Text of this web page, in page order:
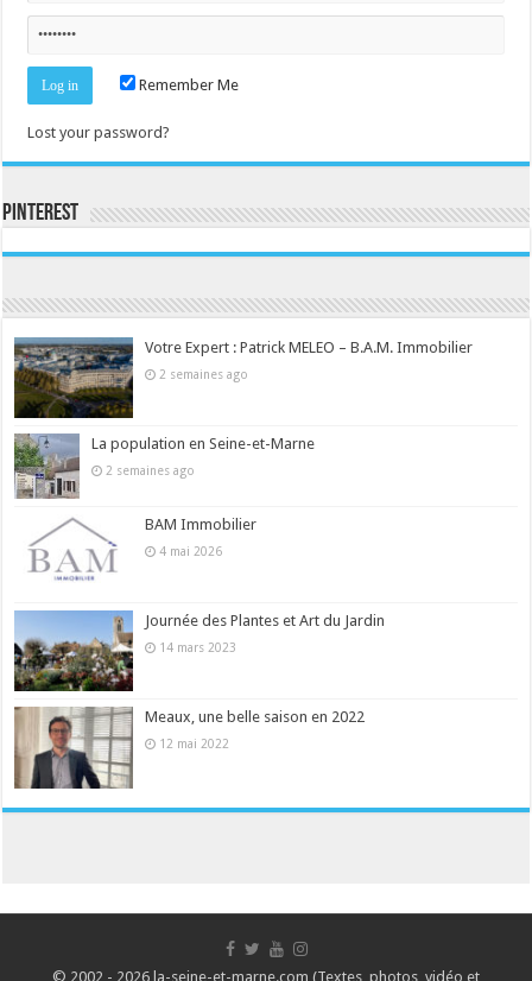
Remember Me
Lost your password?
Pinterest
Votre Expert : Patrick MELEO – B.A.M. Immobilier
2 semaines ago
La population en Seine-et-Marne
2 semaines ago
BAM Immobilier
4 mai 2026
Journée des Plantes et Art du Jardin
14 mars 2023
Meaux, une belle saison en 2022
12 mai 2022
© 2002 - 2026 la-seine-et-marne.com (Textes, photos, vidéo et